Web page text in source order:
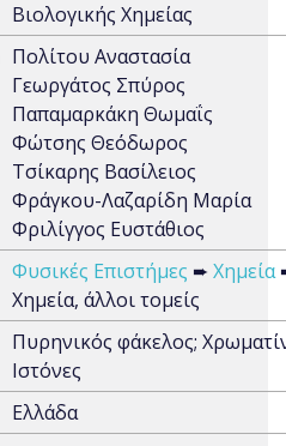
Βιολογικής Χημείας
Πολίτου Αναστασία
Γεωργάτος Σπύρος
Παπαμαρκάκη Θωμαΐς
Φώτσης Θεόδωρος
Τσίκαρης Βασίλειος
Φράγκου-Λαζαρίδη Μαρία
Φριλίγγος Ευστάθιος
Φυσικές Επιστήμες ➨ Χημεία
Χημεία, άλλοι τομείς
Πυρηνικός φάκελος;
Ιστόνες
Ελλάδα